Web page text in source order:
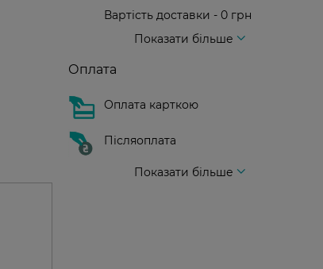
Вартість доставки - 0 грн
Показати більше
Оплата
Оплата карткою
Післяоплата
Показати більше